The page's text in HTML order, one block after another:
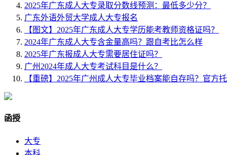
2025年广东成人大专录取分数线预测：最低多少分？
广东外语外贸大学成人大专报名
【图文】2025年广东成人大专学历能考教师资格证吗？
2024年广东成人大专含金量高吗？跟自考比怎么样
2025年广东报成人大专需要居住证吗？
广州2024年成人大专考试科目是什么？
【重磅】2025年广州成人大专毕业档案能自存吗？官方
函授
大专
本科